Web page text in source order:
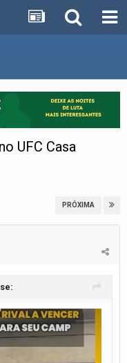
UFC Casa
PRÓXIMA